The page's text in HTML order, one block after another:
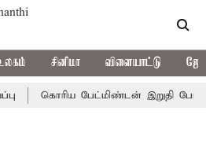
சினிமா விளையாட்டு
கொரிய பேட்மிண்டன் இறுதி